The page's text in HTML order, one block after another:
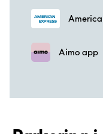
Aimo app